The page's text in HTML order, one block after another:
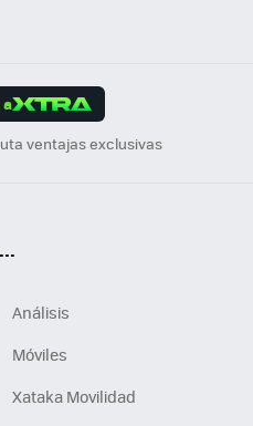
ventajas exclusivas
Análisis
Móviles
Xataka Movilidad